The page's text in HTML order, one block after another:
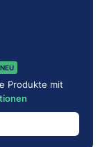
NEU
Produkte mit